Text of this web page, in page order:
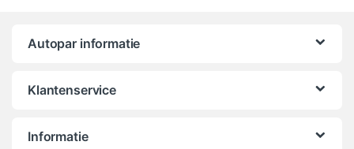
Autopar informatie
Klantenservice
Informatie